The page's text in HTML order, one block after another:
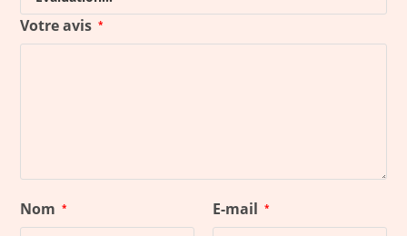
Votre avis *
Nom * E-mail *